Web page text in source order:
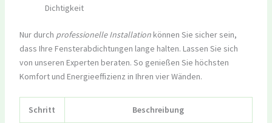
Dichtigkeit
Nur durch professionelle Installationkönnen Sie sicher sein,
dass Ihre Fensterabdichtungen lange halten. Lassen Sie sich
von unseren Experten beraten. So genießen Sie höchsten
Komfort und Energieeffizienz in Ihren vier Wänden.
Schritt Beschreibung